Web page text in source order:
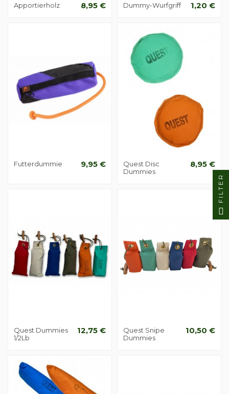
Apportierholz 8,95 € Dummy-Wurfgriff 1,20 €
Futterdummie 9,95 €
Quest Disc
Dummies
8,95 €
Quest Dummies
1/2Lb
12,75 €
Quest Snipe
Dummies
10,50 €
FILTER